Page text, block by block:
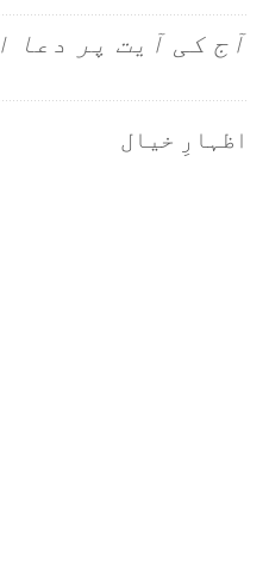
آج کی آیت پر دعا
اظہارِ خیال